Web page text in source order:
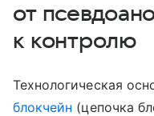
от
к контролю
Технологическая
блокчейн (цепочка